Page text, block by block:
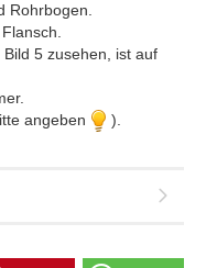
Rohrbogen.
5 zusehen, ist auf
angeben
).